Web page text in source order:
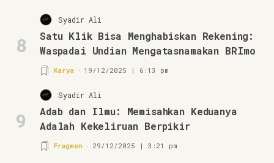
8
Syadir Ali
Satu Klik Bisa Menghabiskan Rekening:
Waspadai Undian Mengatasnamakan BRImo
Karya 19/12/2025 | 6:13 pm
9
Syadir Ali
Adab dan Ilmu: Memisahkan Keduanya
Adalah Kekeliruan Berpikir
Fragmen 29/12/2025 | 3:21 pm